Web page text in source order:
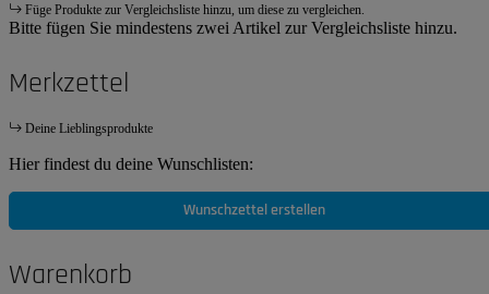
Füge Produkte zur Vergleichsliste hinzu, um diese zu vergleichen.
Bitte fügen Sie mindestens zwei Artikel zur Vergleichsliste hinzu.
Merkzettel
Deine Lieblingsprodukte
Hier findest du deine Wunschlisten:
Wunschzettel erstellen
Warenkorb